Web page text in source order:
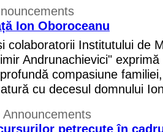
Ion Oboroceanu
colaboratorii Institutului de
Andrunachievici"
compasiune
cu decesul domnului
petrecute în